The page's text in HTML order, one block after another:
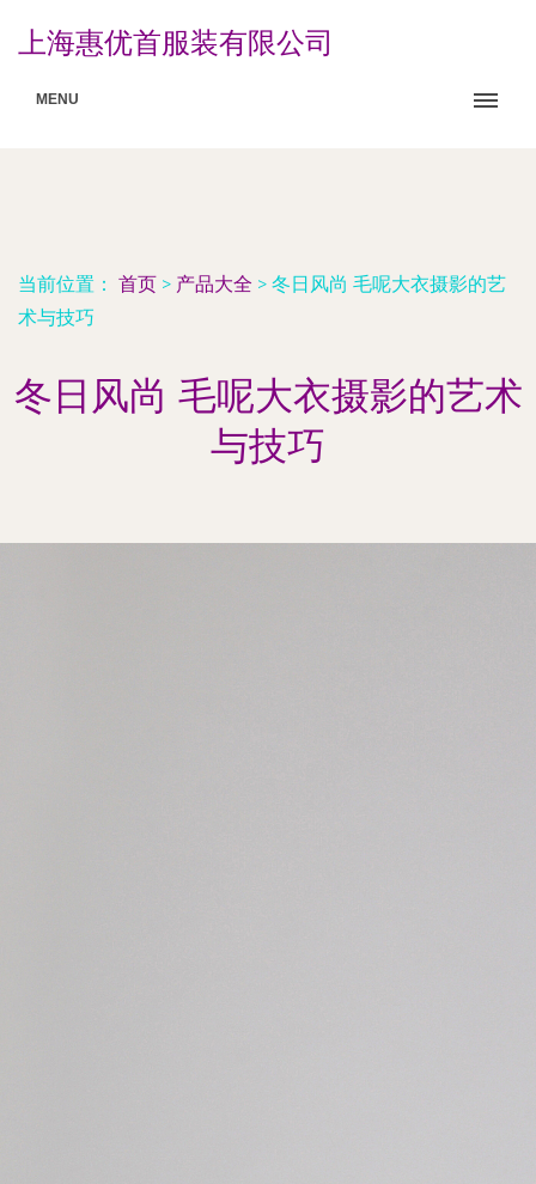
上海惠优首服装有限公司
MENU
当前位置： 首页 > 产品大全 > 冬日风尚 毛呢大衣摄影的艺
术与技巧
冬日风尚 毛呢大衣摄影的艺术
与技巧